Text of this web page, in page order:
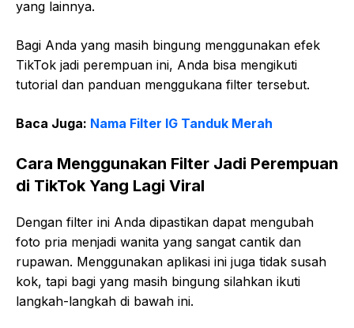
yang lainnya.
Bagi Anda yang masih bingung menggunakan efek
TikTok jadi perempuan ini, Anda bisa mengikuti
tutorial dan panduan menggukana filter tersebut.
Baca Juga: Nama Filter IG Tanduk Merah
Cara Menggunakan Filter Jadi Perempuan
di TikTok Yang Lagi Viral
Dengan filter ini Anda dipastikan dapat mengubah
foto pria menjadi wanita yang sangat cantik dan
rupawan. Menggunakan aplikasi ini juga tidak susah
kok, tapi bagi yang masih bingung silahkan ikuti
langkah-langkah di bawah ini.